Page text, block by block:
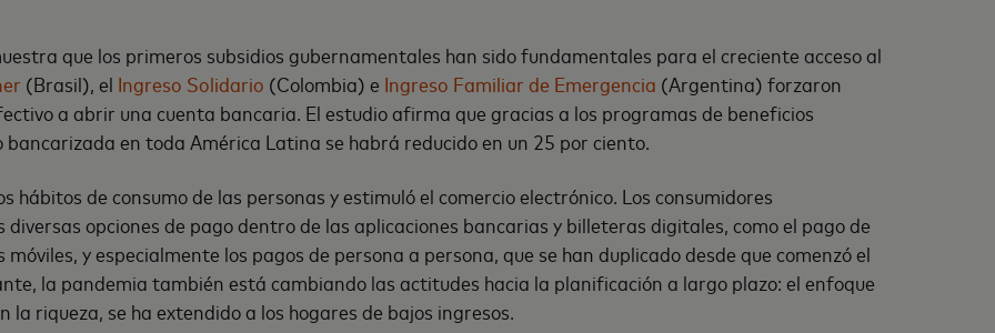
que los primeros subsidios gubernamentales han sido fundamentales para el creciente acceso al
(Brasil), el Ingreso Solidario (Colombia) e Ingreso Familiar de Emergencia (Argentina) forzaron
a abrir una cuenta bancaria. El estudio afirma que gracias a los programas de beneficios
en toda América Latina se habrá reducido en un 25 por ciento.
hábitos de consumo de las personas y estimuló el comercio electrónico. Los consumidores
opciones de pago dentro de las aplicaciones bancarias y billeteras digitales, como el pago de
y especialmente los pagos de persona a persona, que se han duplicado desde que comenzó el
la pandemia también está cambiando las actitudes hacia la planificación a largo plazo: el enfoque
riqueza, se ha extendido a los hogares de bajos ingresos.